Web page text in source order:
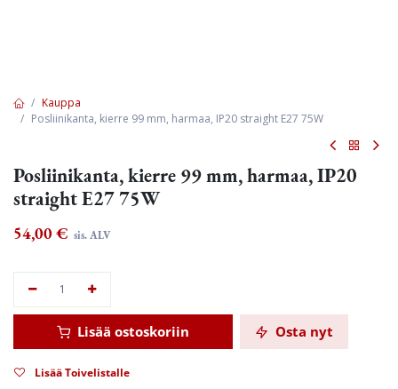
Kauppa
Posliinikanta, kierre 99 mm, harmaa, IP20 straight E27 75W
Posliinikanta, kierre 99 mm, harmaa, IP20
straight E27 75W
54,00 € sis. ALV
Lisää ostoskoriin Osta nyt
Lisää Toivelistalle